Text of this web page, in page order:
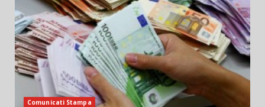
Comunicati Stampa